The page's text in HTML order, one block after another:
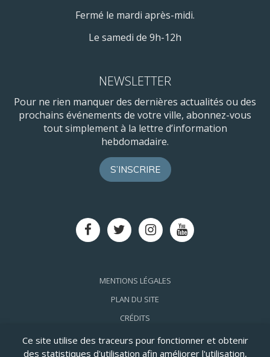
Ce site utilise des traceurs pour fonctionner et obtenir
des statistiques d'utilisation afin améliorer l'utilisation,
Fermé le mardi après-midi.
Le samedi de 9h-12h
NEWSLETTER
Pour ne rien manquer des dernières actualités ou des
prochains événements de votre ville, abonnez-vous
tout simplement à la lettre d’information
hebdomadaire.
S’INSCRIRE
Lien
vers
Facebook
Lien
vers
Twitter
Lien
vers
Instagram
Lien
vers
MENTIONS LÉGALES
PLAN DU SITE
CRÉDITS
ACCESSIBILITÉ: PARTIELLEMENT CONFORME